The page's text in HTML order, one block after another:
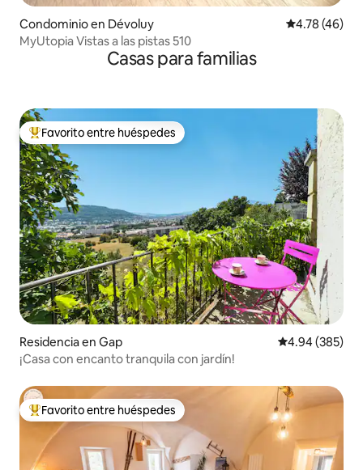
Condominio en Dévoluy Calificación
4.78 (46)
MyUtopia Vistas a las pistas 510
Casas para familias
De los mejores en Favorito entre huéspedes
Favorito entre huéspedes
Residencia en Gap Calificación
4.94 (385)
¡Casa con encanto tranquila con jardín!
De los mejores en Favorito entre huéspedes
Favorito entre huéspedes